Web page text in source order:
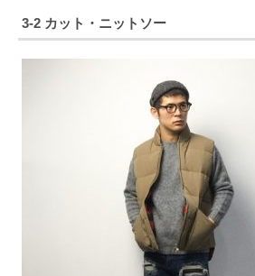
3-2 カット・ニットソー